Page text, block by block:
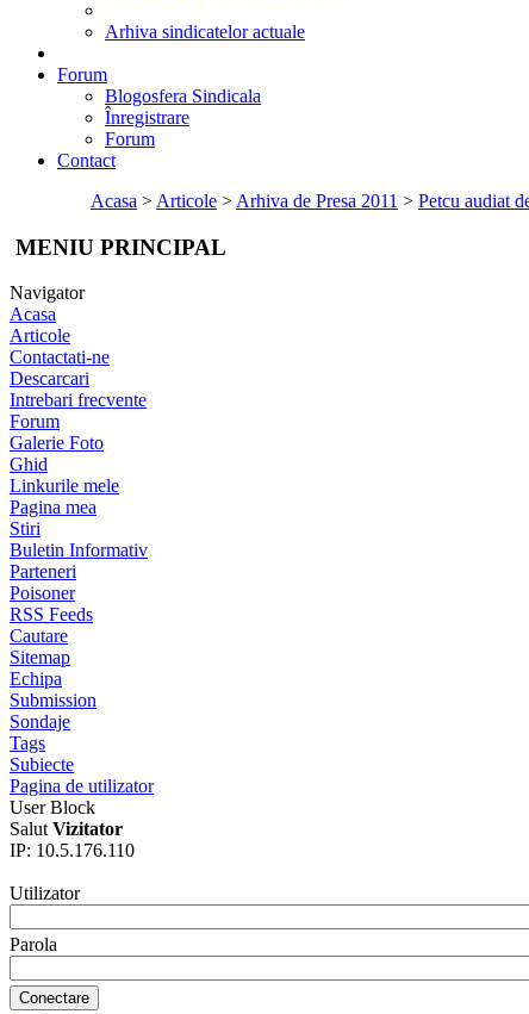
Arhiva sindicatelor actuale
Forum
Blogosfera Sindicala
Înregistrare
Forum
Contact
Acasa > Articole > Arhiva de Presa 2011 > Petcu audiat
MENIU PRINCIPAL
Navigator
Acasa
Articole
Contactati-ne
Descarcari
Intrebari frecvente
Forum
Galerie Foto
Ghid
Linkurile mele
Pagina mea
Stiri
Buletin Informativ
Parteneri
Poisoner
RSS Feeds
Cautare
Sitemap
Echipa
Submission
Sondaje
Tags
Subiecte
Pagina de utilizator
User Block
Salut Vizitator
IP: 10.5.176.110
Utilizator
Parola